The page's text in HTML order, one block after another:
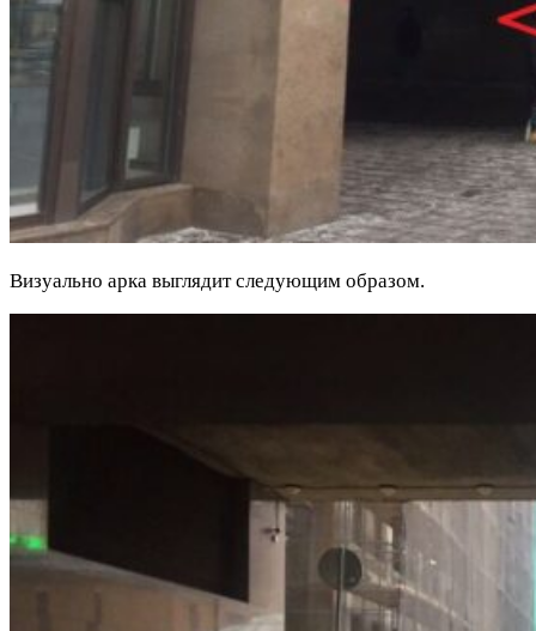
Визуально арка выглядит следующим образом.